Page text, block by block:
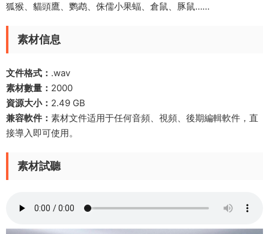
狐猴、貓頭鷹、鹦鹉、侏儒小果蝠、倉鼠、豚鼠……
素材信息
文件格式： .wav
素材數量： 2000
資源大小： 2.49 GB
兼容軟件： 素材文件适用于任何音頻、視頻、後期編輯軟件，直
接導入即可使用。
素材試聽